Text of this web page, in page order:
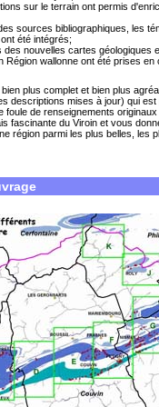
sur le terrain ont permis
sources bibliographiques, les
été intégrés;
des nouvelles cartes géologiques
Région wallonne ont été prises en
plus complet et bien plus
descriptions mises à jour) qui
foule de renseignements
fascinante du Viroin et vous
région parmi les plus belles, les